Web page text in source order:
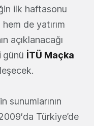
ilk haftasonu
de yatırım
açıklanacağı
günü İTÜ Maçka
sunumlarının
Türkiye’de